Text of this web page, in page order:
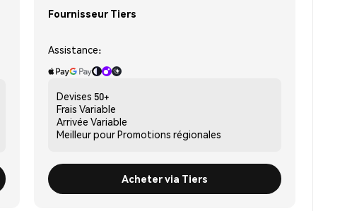
Fournisseur Tiers
Assistance:
Devises 50+
Frais Variable
Arrivée Variable
Meilleur pourPromotions régionales
Acheter via Tiers